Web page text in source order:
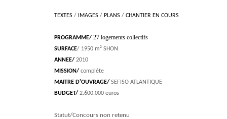
TEXTES / IMAGES / PLANS / CHANTIER EN COURS
PROGRAMME/ 27 logements collectifs
SURFACE/ 1950 m² SHON
ANNEE/ 2010
MISSION/ complète
MAITRE D'OUVRAGE/ SEFISO ATLANTIQUE
BUDGET/ 2.600.000 euros
Statut/Concours non retenu